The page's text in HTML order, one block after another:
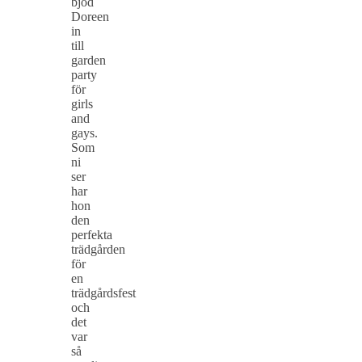
Doreen
in
till
garden
party
för
girls
and
gays.
Som
ni
ser
har
hon
den
perfekta
trädgården
för
en
trädgårdsfest
och
det
var
så